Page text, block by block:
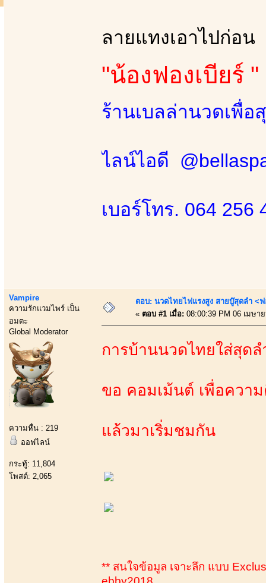
ลายแทงเอาไปก่อน
"น้องฟองเบียร์ "
ร้านเบลล่านวดเพื่
ไลน์ไอดี
เบอร์โทร. 064 256
Vampire
ความรักแวมไพร์ เป็น
อมตะ
Global Moderator
ความหื่น : 219
ออฟไลน์
กระทู้: 11,804
โพสต์: 2,065
ตอบ: นวดไทยไฟแรงสูง สายบู๊สุดลำ <ฟ
« ตอบ #1 เมื่อ: 08:00:39 PM 06 เมษา
การบ้านนวดไทยใส่สุด
ขอ คอมเม้นต์ เพื่อควา
แล้วมาเริ่มชมกัน
** สนใจข้อมูล เจาะลึก แบบ